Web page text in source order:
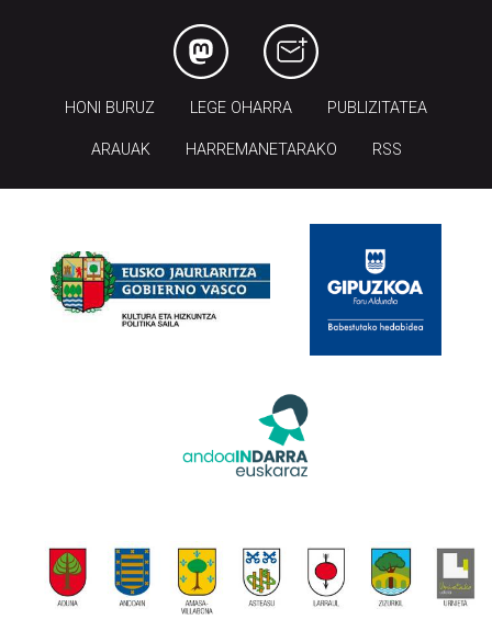
HONI BURUZ LEGE OHARRA PUBLIZITATEA
ARAUAK HARREMANETARAKO RSS